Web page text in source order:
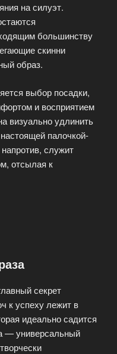
на силуэт.
большинству
скинни
образ.
выбор посадки,
и восприятием
визуально удлинить
палочкой-
служит
отсылая к
секрет
к успеху лежит в
идеально садится
— универсальный